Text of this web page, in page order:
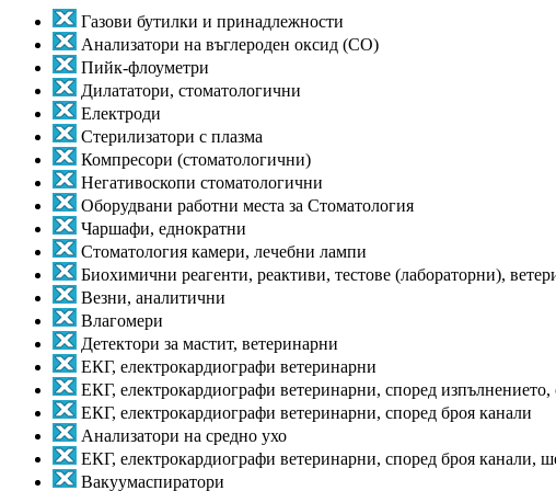
Газови бутилки и принадлежности
Анализатори на въглероден оксид (CO)
Пийк-флоуметри
Дилататори, стоматологични
Електроди
Стерилизатори с плазма
Компресори (стоматологични)
Негативоскопи стоматологични
Оборудвани работни места за Стоматология
Чаршафи, еднократни
Стоматология камери, лечебни лампи
Биохимични реагенти, реактиви, тестове (лабораторни),
Везни, аналитични
Влагомери
Детектори за мастит, ветеринарни
ЕКГ, електрокардиографи ветеринарни
ЕКГ, електрокардиографи ветеринарни, според изпълнението,
ЕКГ, електрокардиографи ветеринарни, според броя канали
Анализатори на средно ухо
ЕКГ, електрокардиографи ветеринарни, според броя канали,
Вакуумаспиратори